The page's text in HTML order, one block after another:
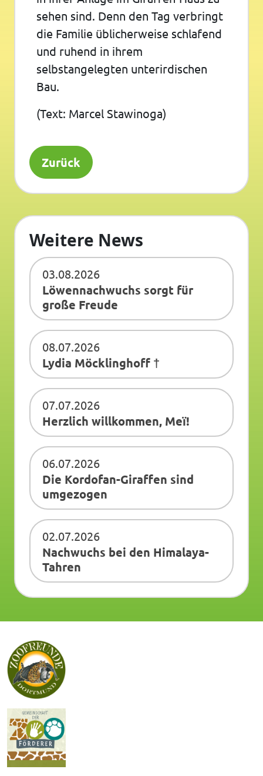
sehen sind. Denn den Tag verbringt
die Familie üblicherweise schlafend
und ruhend in ihrem
selbstangelegten unterirdischen
Bau.
(Text: Marcel Stawinoga)
Zurück
Weitere News
03.08.2026
Löwennachwuchs sorgt für
große Freude
08.07.2026
Lydia Möcklinghoff †
07.07.2026
Herzlich willkommen, Meï!
06.07.2026
Die Kordofan-Giraffen sind
umgezogen
02.07.2026
Nachwuchs bei den Himalaya-
Tahren